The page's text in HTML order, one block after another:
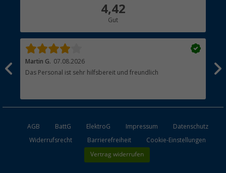
4,42
Gut
Martin G. 07.08.2026
Das Personal ist sehr hilfsbereit und freundlich
AGB BattG ElektroG Impressum
Datenschutz
Widerrufsrecht
Barrierefreiheit Cookie-Einstellungen
Vertrag widerrufen